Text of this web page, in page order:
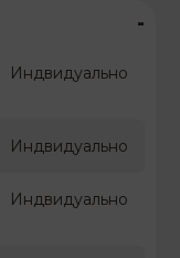
-
Индвидуально
Индвидуально
Индвидуально